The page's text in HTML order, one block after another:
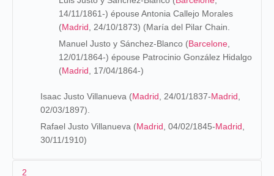
14/11/1861-) épouse Antonia Callejo Morales
(Madrid , 24/10/1873) (María del Pilar Chain.
Manuel Justo y Sánchez-Blanco (Barcelone
12/01/1864-) épouse Patrocinio González Hidalgo
(Madrid , 17/04/1864-)
Isaac Justo Villanueva (Madrid , 24/01/1837-Madrid
02/03/1897).
Rafael Justo Villanueva (Madrid , 04/02/1845-Madrid
30/11/1910)
2